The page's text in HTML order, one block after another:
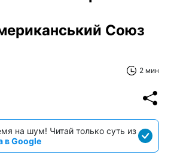
Союз
2 мин
на шум! Читай только суть из
в Google